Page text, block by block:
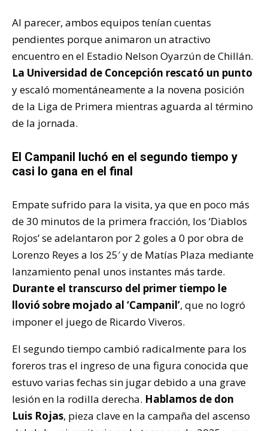
Al parecer, ambos equipos tenían cuentas
pendientes porque animaron un atractivo
encuentro en el Estadio Nelson Oyarzún de Chillán.
La Universidad de Concepción rescató un punto
y escaló momentáneamente a la novena posición
de la Liga de Primera mientras aguarda al término
de la jornada.
El Campanil luchó en el segundo tiempo y
casi lo gana en el final
Empate sufrido para la visita, ya que en poco más
de 30 minutos de la primera fracción, los ‘Diablos
Rojos’ se adelantaron por 2 goles a 0 por obra de
Lorenzo Reyes a los 25′ y de Matías Plaza mediante
lanzamiento penal unos instantes más tarde.
Durante el transcurso del primer tiempo le
llovió sobre mojado al ‘Campanil’, que no logró
imponer el juego de Ricardo Viveros.
El segundo tiempo cambió radicalmente para los
foreros tras el ingreso de una figura conocida que
estuvo varias fechas sin jugar debido a una grave
lesión en la rodilla derecha. Hablamos de don
Luis Rojas, pieza clave en la campaña del ascenso